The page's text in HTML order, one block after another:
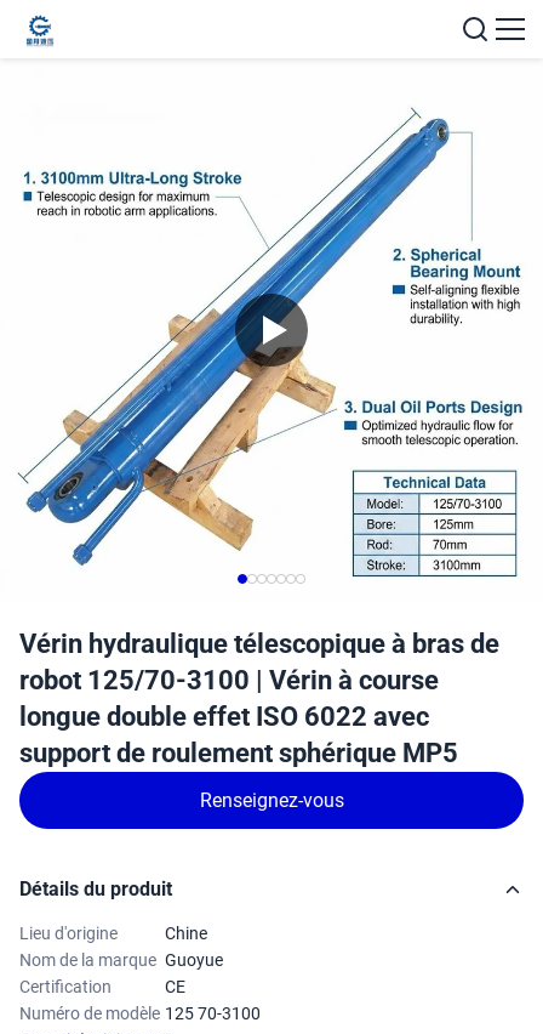
Vérin hydraulique télescopique à bras de
robot 125/70-3100 | Vérin à course
longue double effet ISO 6022 avec
support de roulement sphérique MP5
Renseignez-vous
Détails du produit
Lieu d'origine
Chine
Nom de la marque Guoyue
Certification
CE
Numéro de modèle 125 70-3100